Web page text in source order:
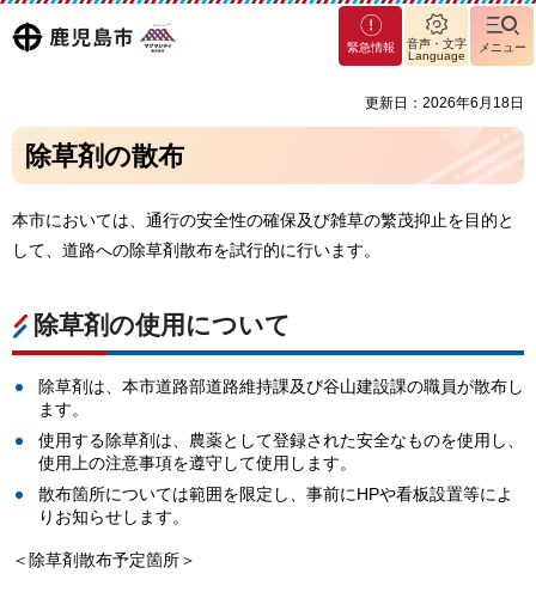
鹿児島
マグ
マシ
緊急情報
音声・文字
Language
メニュー
更新日：2026年6月18日
除草剤の散布
本市においては、通行の安全性の確保及び雑草の繁茂抑止を目的と
して、道路への除草剤散布を試行的に行います。
除草剤の使用について
除草剤は、本市道路部道路維持課及び谷山建設課の職員が散布し
ます。
使用する除草剤は、農薬として登録された安全なものを使用し、
使用上の注意事項を遵守して使用します。
散布箇所については範囲を限定し、事前にHPや看板設置等によ
りお知らせします。
＜除草剤散布予定箇所＞